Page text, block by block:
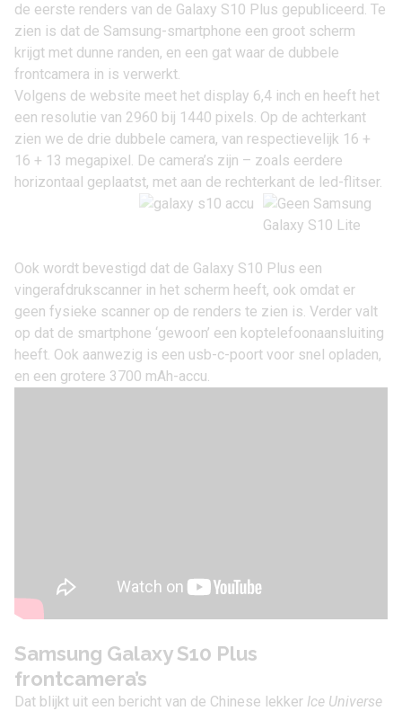
de eerste renders van de Galaxy S10 Plus gepubliceerd. Te
zien is dat de Samsung-smartphone een groot scherm
krijgt met dunne randen, en een gat waar de dubbele
frontcamera in is verwerkt.
Volgens de website meet het display 6,4 inch en heeft het
een resolutie van 2960 bij 1440 pixels. Op de achterkant
zien we de drie dubbele camera, van respectievelijk 16 +
16 + 13 megapixel. De camera’s zijn – zoals eerdere
horizontaal geplaatst, met aan de rechterkant de led-flitser.
Ook wordt bevestigd dat de Galaxy S10 Plus een
vingerafdrukscanner in het scherm heeft, ook omdat er
geen fysieke scanner op de renders te zien is. Verder valt
op dat de smartphone ‘gewoon’ een koptelefoonaansluiting
heeft. Ook aanwezig is een usb-c-poort voor snel opladen,
en een grotere 3700 mAh-accu.
Samsung Galaxy S10 Plus
frontcamera’s
Dat blijkt uit een bericht van de Chinese lekker Ice Universe